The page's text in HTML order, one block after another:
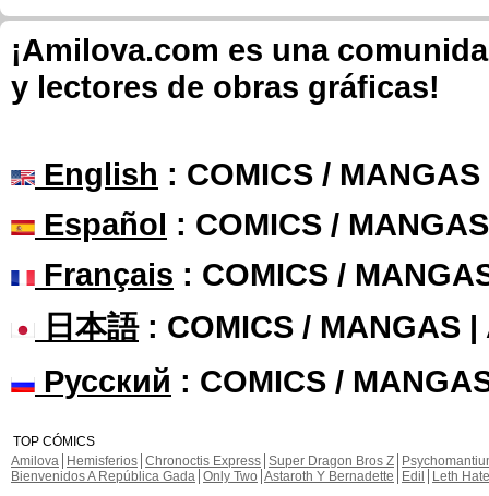
¡Amilova.com es una
y lectores de obras gráficas!
English : COMICS /
Español : COMICS /
Français : COMICS /
日本語: COMICS / MANGAS |
Русский : COMICS /
TOP CÓMICS
Amilova
Hemisferios Chronoctis Express Super Dragon Bros Z
Bienvenidos A República Gada Only Two Astaroth Y Bernadette Edil
Leth Hate